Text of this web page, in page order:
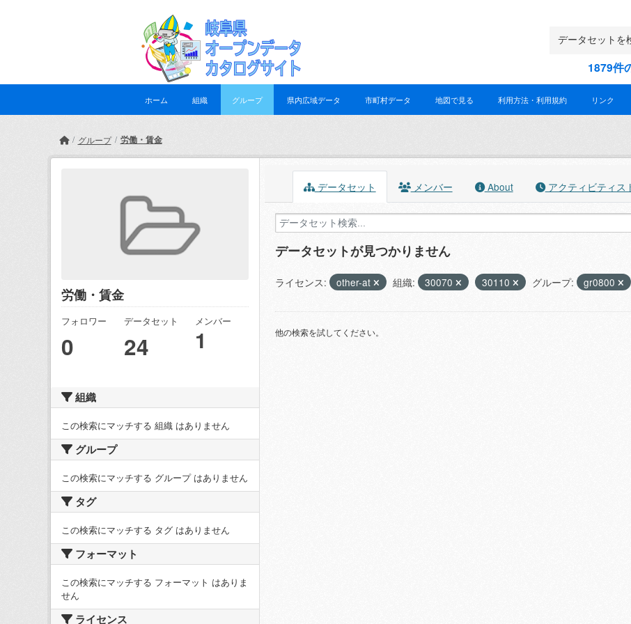
1879件
ホーム 組織 グループ 県内広域データ 市町村データ 地図で見る 利用方法・利用規約 リンク
グループ 労働・賃金
労働・賃金
フォロワー
0
データセット
24
メンバー
1
組織
この検索にマッチする 組織 はありません
グループ
この検索にマッチする グループ はありません
タグ
この検索にマッチする タグ はありません
フォーマット
この検索にマッチする フォーマット はありま
せん
ライセンス
データセット メンバー About アクティビティス
データセットが見つかりません
ライセンス: other-at 組織: 30070 30110 グループ: gr0800
他の検索を試してください。